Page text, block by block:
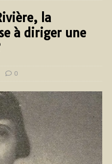
la
à diriger une
0